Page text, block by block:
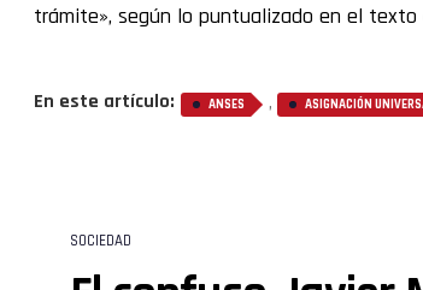
trámite», según lo puntualizado en el texto
En este artículo: ANSES , ASIGNACIÓN
SOCIEDAD